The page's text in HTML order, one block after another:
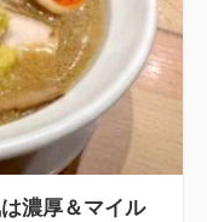
濃厚＆マイル